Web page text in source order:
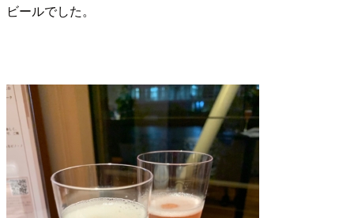
ビールでした。